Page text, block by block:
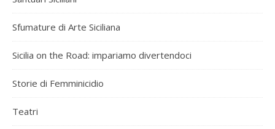
Sfumature di Arte Siciliana
Sicilia on the Road: impariamo divertendoci
Storie di Femminicidio
Teatri